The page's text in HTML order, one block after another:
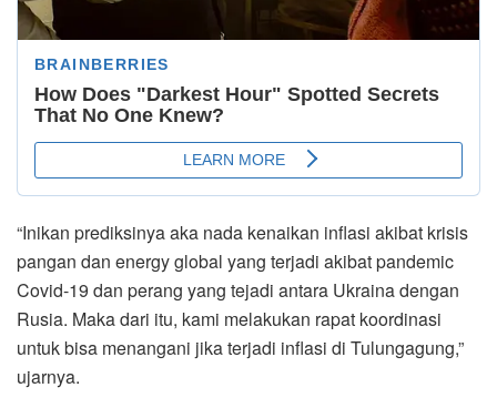
“Inikan prediksinya aka nada kenaikan inflasi akibat krisis
pangan dan energy global yang terjadi akibat pandemic
Covid-19 dan perang yang tejadi antara Ukraina dengan
Rusia. Maka dari itu, kami melakukan rapat koordinasi
untuk bisa menangani jika terjadi inflasi di Tulungagung,”
ujarnya.